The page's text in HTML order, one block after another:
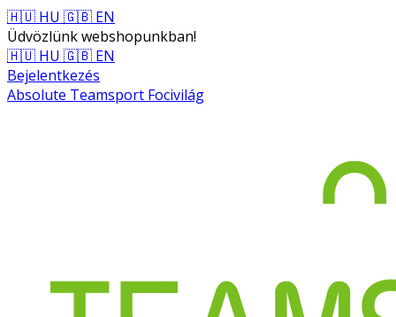
🇭🇺 HU 🇬🇧 EN
Üdvözlünk webshopunkban!
🇭🇺 HU 🇬🇧 EN
Bejelentkezés
Absolute Teamsport Focivilág